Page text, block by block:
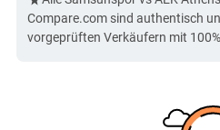
Compare.com sind authentisch
vorgeprüften Verkäufern mit